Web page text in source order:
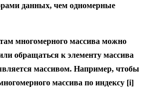
данных, чем одномерные
многомерного массива можно
обращаться к элементу массива
массивом. Например, чтобы
массива по индексу [i]